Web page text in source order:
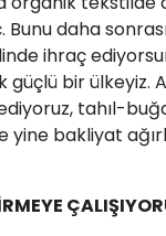
daha
ihraç
güçlü bir
tahıl-
yine bakliyat